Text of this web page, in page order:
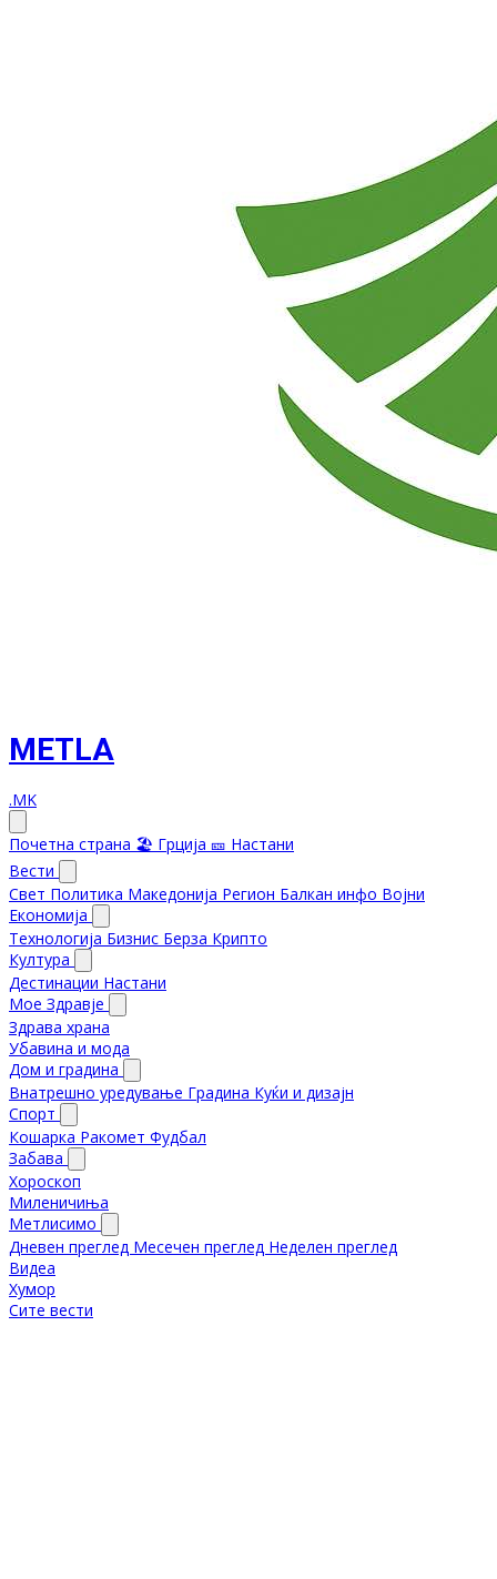
METLA
.MK
Почетна страна 🏖️ Грција 🎫 Настани
Вести
Свет Политика Македонија Регион Балкан инфо Војни
Економија
Технологија Бизнис Берза Крипто
Култура
Дестинации Настани
Мое Здравје
Здрава храна
Убавина и мода
Дом и градина
Внатрешно уредување Градина Куќи и дизајн
Спорт
Кошарка Ракомет Фудбал
Забава
Хороскоп
Миленичиња
Метлисимо
Дневен преглед Месечен преглед Неделен преглед
Видеа
Хумор
Сите вести